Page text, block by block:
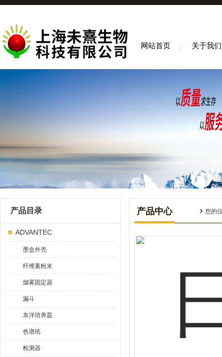
网站首页 关于我们
产品目录
ADVANTEC
墨盒外壳
纤维素粉末
烟雾固定器
漏斗
东洋培养皿
色谱纸
检测器
产品中心 您的